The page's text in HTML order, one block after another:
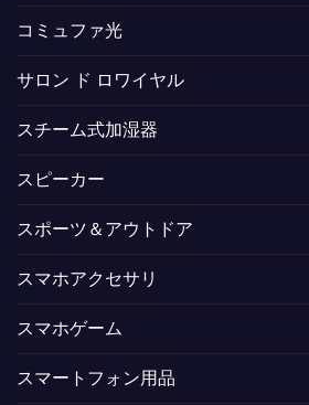
コミュファ光
サロン ド ロワイヤル
スチーム式加湿器
スピーカー
スポーツ＆アウトドア
スマホアクセサリ
スマホゲーム
スマートフォン用品